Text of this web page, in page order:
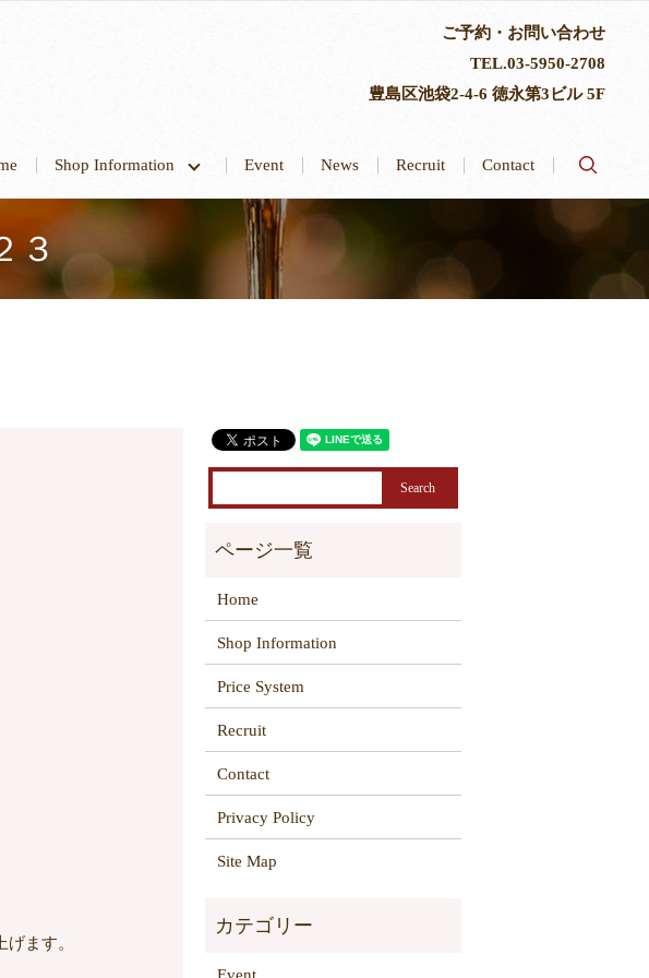
ご予約・お問い合わせ
TEL.03-5950-2708
豊島区池袋2-4-6 徳永第3ビル 5F
Shop Information Event News Recruit Contact
３
ます。
Home
Shop Information
Price System
Recruit
Contact
Privacy Policy
Site Map
Event